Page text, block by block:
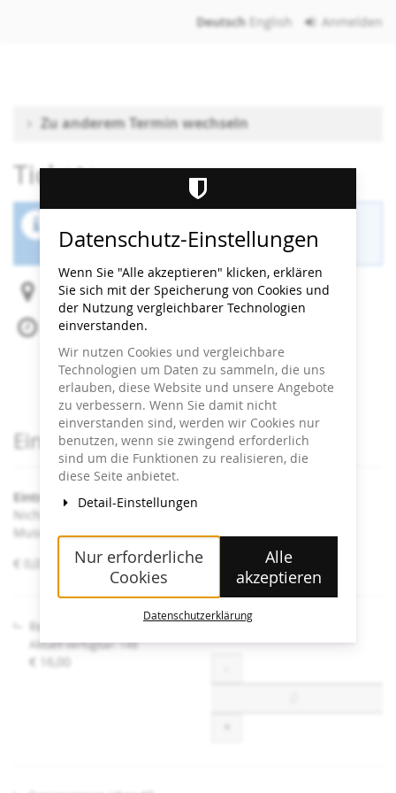
Deutsch English Anmelden
Zu anderem Termin wechseln
Tickets
ist beendet.
Heidi Horten Collection
Fr, 10. Juli 2026
Beginn:
18:00 Uhr
Ende:19:00Uhr
Zum Kalender hinzufügen
Produkte
Eintrittskarten
Eintritt Heidi Horten Collection
Nicht angeführte Ermäßigungen sind an der Kassa im
Museum erhältlich.
von
€ 0,00 – € 16,00
Regulär
Aktuell verfügbar: 148
€ 16,00
Datenschutz-Einstellungen
Wenn Sie "Alle akzeptieren" klicken, erklären
Sie sich mit der Speicherung von Cookies und
der Nutzung vergleichbarer Technologien
einverstanden.
Wir nutzen Cookies und vergleichbare
Technologien um Daten zu sammeln, die uns
erlauben, diese Website und unsere Angebote
zu verbessern. Wenn Sie damit nicht
einverstanden sind, werden wir Cookies nur
benutzen, wenn sie zwingend erforderlich
sind um die Funktionen zu realisieren, die
diese Seite anbietet.
Detail-Einstellungen
Nur erforderliche
Cookies
Alle
akzeptieren
Datenschutzerklärung